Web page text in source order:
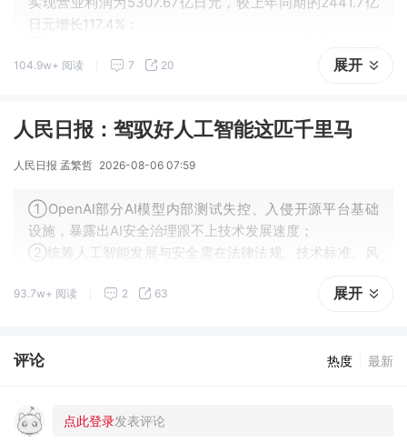
日元增长117.4%；
78亿日元，去年同期亏损791亿日元，实现扭亏为盈 。
104.9w+ 阅读 7 20 展开
人民日报：驾驭好人工智能这匹千里马
人民日报 孟繁哲 2026-08-06 07:59
①OpenAI部分AI模型内部测试失控、入侵开源平台基础
设施，暴露出AI安全治理跟不上技术发展速度；
②统筹人工智能发展与安全需在法律法规、技术标准、风
性。
93.7w+ 阅读 2 63 展开
评论 热度 最新